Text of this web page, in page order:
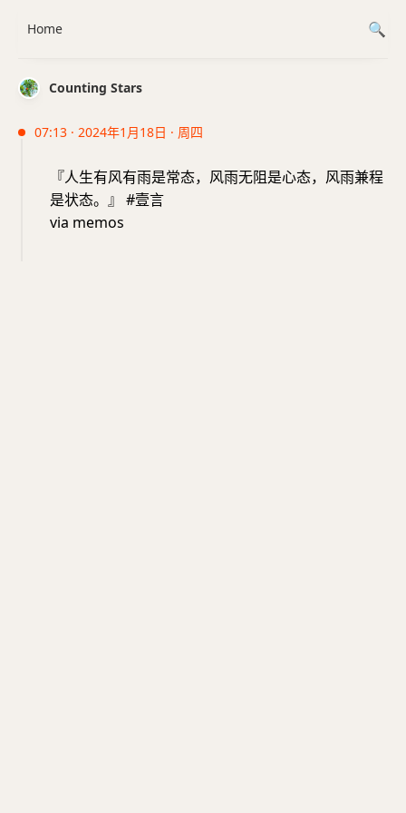
Counting Stars
07:13 · 2024年1月18日 · 周四
『人生有风有雨是常态，风雨无阻是心态，风雨兼程
是状态。』 #壹言
via memos
Home